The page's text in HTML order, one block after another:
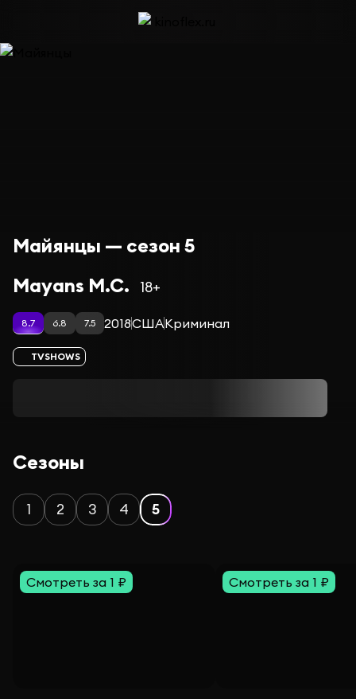
Майянцы — сезон 5
Mayans M.C.
18+
8.7 6.8 7.5 2018СШАКриминал
TVSHOWS
Сезоны
1 2 3 4 5
Смотреть за 1 ₽ Смотреть за 1 ₽